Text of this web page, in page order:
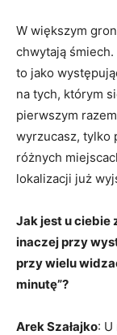
W większym
chwytają
to jako
na tych, którym
pierwszym
wyrzucasz, tylko
różnych
lokalizacji już
Jak jest u ciebie
inaczej przy
przy wielu
minutę”?
Arek Szałajko: